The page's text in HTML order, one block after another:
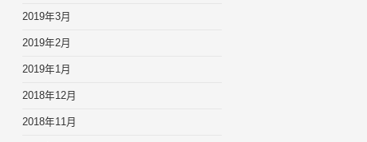
2019年3月
2019年2月
2019年1月
2018年12月
2018年11月